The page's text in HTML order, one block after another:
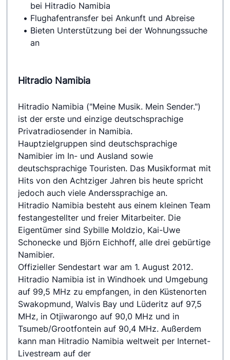
bei Hitradio Namibia
Flughafentransfer bei Ankunft und Abreise
Bieten Unterstützung bei der Wohnungssuche
an
Hitradio Namibia
Hitradio Namibia ("Meine Musik. Mein Sender.")
ist der erste und einzige deutschsprachige
Privatradiosender in Namibia.
Hauptzielgruppen sind deutschsprachige
Namibier im In- und Ausland sowie
deutschsprachige Touristen. Das Musikformat mit
Hits von den Achtziger Jahren bis heute spricht
jedoch auch viele Anderssprachige an.
Hitradio Namibia besteht aus einem kleinen Team
festangestellter und freier Mitarbeiter. Die
Eigentümer sind Sybille Moldzio, Kai-Uwe
Schonecke und Björn Eichhoff, alle drei gebürtige
Namibier.
Offizieller Sendestart war am 1. August 2012.
Hitradio Namibia ist in Windhoek und Umgebung
auf 99,5 MHz zu empfangen, in den Küstenorten
Swakopmund, Walvis Bay und Lüderitz auf 97,5
MHz, in Otjiwarongo auf 90,0 MHz und in
Tsumeb/Grootfontein auf 90,4 MHz. Außerdem
kann man Hitradio Namibia weltweit per Internet-
Livestream auf der